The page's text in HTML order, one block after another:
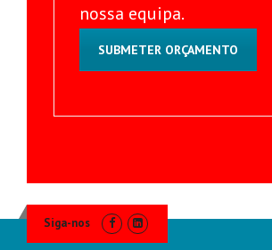
nossa equipa.
SUBMETER ORÇAMENTO
Siga-nos